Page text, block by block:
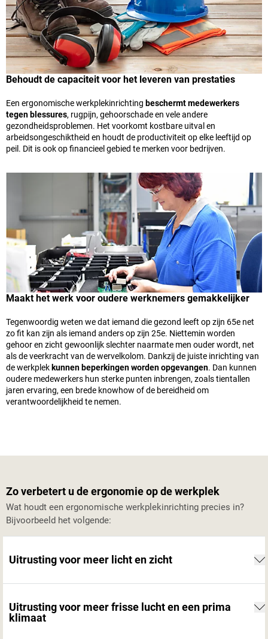
Behoudt de capaciteit voor het leveren van prestaties
Een ergonomische werkplekinrichting beschermt medewerkers
tegen blessures, rugpijn, gehoorschade en vele andere
gezondheidsproblemen. Het voorkomt kostbare uitval en
arbeidsongeschiktheid en houdt de productiviteit op elke leeftijd op
peil. Dit is ook op financieel gebied te merken voor bedrijven.
Maakt het werk voor oudere werknemers gemakkelijker
Tegenwoordig weten we dat iemand die gezond leeft op zijn 65e net
zo fit kan zijn als iemand anders op zijn 25e. Niettemin worden
gehoor en zicht gewoonlijk slechter naarmate men ouder wordt, net
als de veerkracht van de wervelkolom. Dankzij de juiste inrichting van
de werkplek kunnen beperkingen worden opgevangen. Dan kunnen
oudere medewerkers hun sterke punten inbrengen, zoals tientallen
jaren ervaring, een brede knowhow of de bereidheid om
verantwoordelijkheid te nemen.
Zo verbetert u de ergonomie op de werkplek
Wat houdt een ergonomische werkplekinrichting precies in?
Bijvoorbeeld het volgende:
Uitrusting voor meer licht en zicht
Uitrusting voor meer frisse lucht en een prima
klimaat